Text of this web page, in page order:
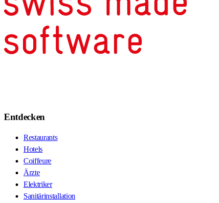
Entdecken
Restaurants
Hotels
Coiffeure
Ärzte
Elektriker
Sanitärinstallation